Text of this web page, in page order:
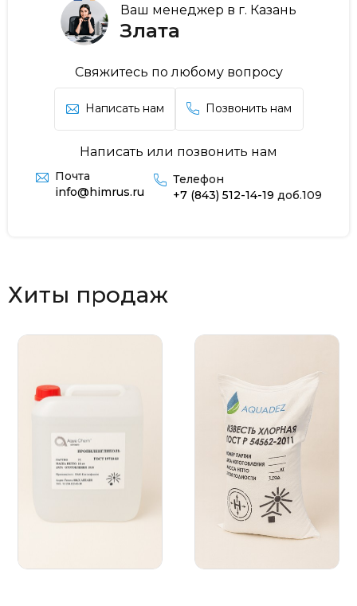
Ваш менеджер в г. Казань
Злата
Свяжитесь по любому вопросу
Написать нам Позвонить нам
Написать или позвонить нам
Почта
info@himrus.ru
Телефон
+7 (843) 512-14-19 доб.109
Хиты продаж